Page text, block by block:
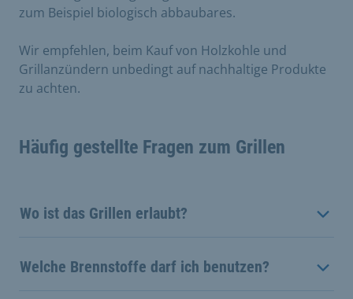
zum Beispiel biologisch abbaubares.
Wir empfehlen, beim Kauf von Holzkohle und
Grillanzündern unbedingt auf nachhaltige Produkte
zu achten.
Häufig gestellte Fragen zum Grillen
Wo ist das Grillen erlaubt?
Welche Brennstoffe darf ich benutzen?